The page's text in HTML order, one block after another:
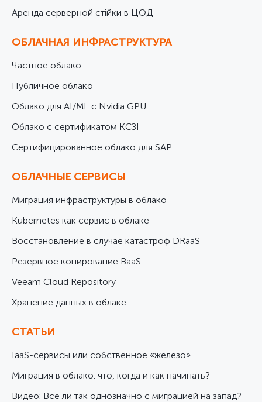
Аренда серверной стійки в ЦОД
ОБЛАЧНАЯ ИНФРАСТРУКТУРА
Частное облако
Публичное облако
Облако для AI/ML с Nvidia GPU
Облако с сертификатом КСЗІ
Cертифицированное облако для SAP
ОБЛАЧНЫЕ СЕРВИСЫ
Миграция инфраструктуры в облако
Kubernetes как сервис в облаке
Восстановление в случае катастроф DRaaS
Резервное копирование BaaS
Veeam Cloud Repository
Хранение данных в облаке
СТАТЬИ
IaaS-сервисы или собственное «железо»
Миграция в облако: что, когда и как начинать?
Видео: Все ли так однозначно с миграцией на запад?